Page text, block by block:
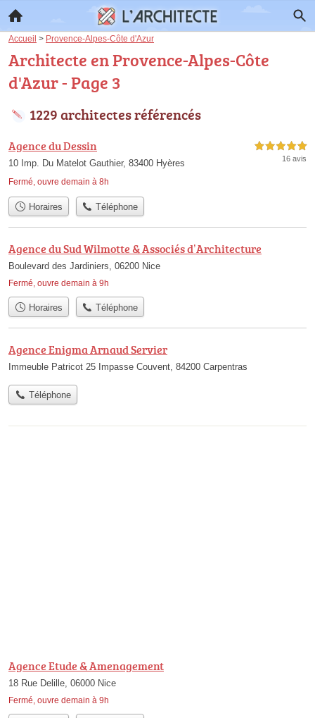
Accueil > Provence-Alpes-Côte d'Azur
Architecte en Provence-Alpes-Côte
d'Azur - Page 3
1229 architectes référencés
Agence du Dessin
10 Imp. Du Matelot Gauthier, 83400 Hyères
Fermé, ouvre demain à 8h
5,0 étoiles sur 5
16 avis
Horaires Téléphone
Agence du Sud Wilmotte & Associés d’Architecture
Boulevard des Jardiniers, 06200 Nice
Fermé, ouvre demain à 9h
Horaires Téléphone
Agence Enigma Arnaud Servier
Immeuble Patricot 25 Impasse Couvent, 84200 Carpentras
Téléphone
Agence Etude & Amenagement
18 Rue Delille, 06000 Nice
Fermé, ouvre demain à 9h